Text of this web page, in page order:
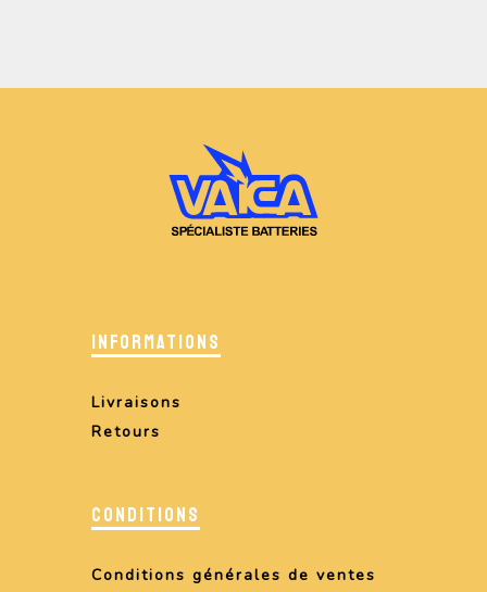
INFORMATIONS
Livraisons
Retours
CONDITIONS
Conditions générales de ventes